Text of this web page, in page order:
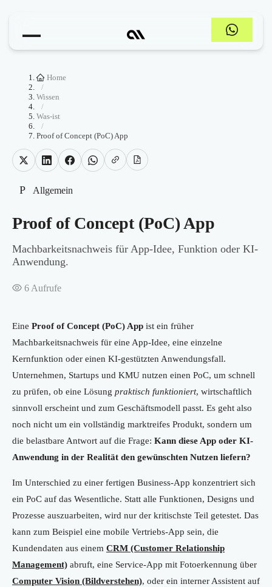
Home
/
Wissen
/
Was-ist
/
Proof of Concept (PoC) App
P Allgemein
Proof of Concept (PoC) App
Machbarkeitsnachweis für App-Idee, Funktion oder KI-
Anwendung.
6 Aufrufe
Eine Proof of Concept (PoC) App ist ein früher
Machbarkeitsnachweis für eine App-Idee, eine einzelne
Kernfunktion oder einen KI-gestützten Anwendungsfall.
Unternehmen, Startups und KMU nutzen einen PoC, um schnell
zu prüfen, ob eine Lösung praktisch funktioniert, wirtschaftlich
sinnvoll erscheint und zum Geschäftsmodell passt. Es geht also
noch nicht um ein vollständig marktreifes Produkt, sondern um
die belastbare Antwort auf die Frage: Kann diese App oder KI-
Anwendung in der Realität den gewünschten Nutzen liefern?
Im Unterschied zu einer fertigen Business-App konzentriert sich
ein PoC auf das Wesentliche. Statt alle Funktionen, Designs und
Prozesse auszuarbeiten, wird nur der kritischste Teil getestet. Das
kann zum Beispiel eine mobile Vertriebs-App sein, die
Kundendaten aus einem CRM (Customer Relationship
Management) abruft, eine Service-App mit Fotoerkennung über
Computer Vision (Bildverstehen), oder ein interner Assistent auf